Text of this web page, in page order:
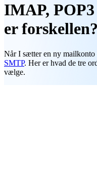
IMAP,
er forskellen?
Når I sætter en ny
SMTP. Her er hvad de tre
vælge.